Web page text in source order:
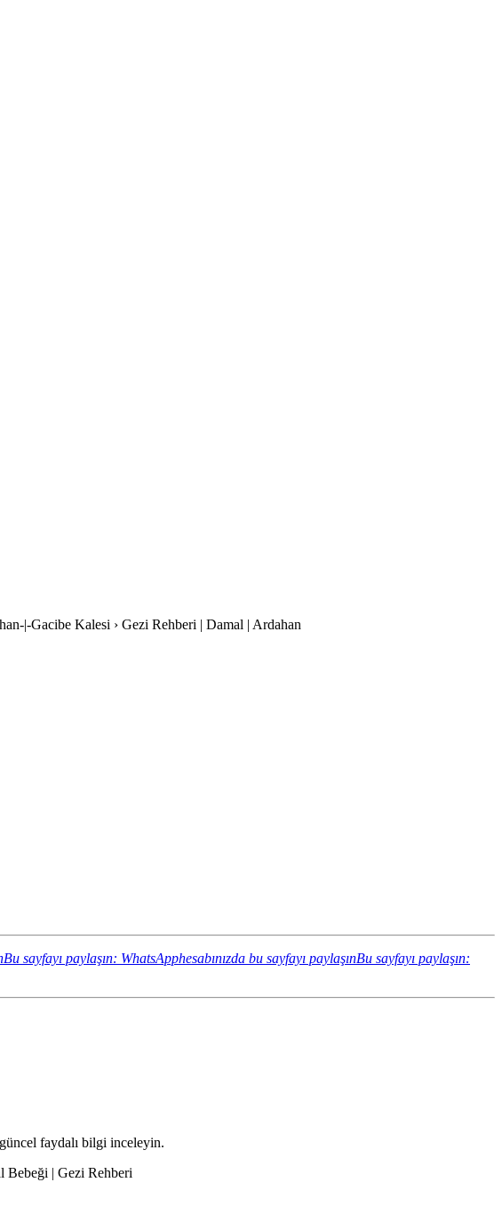
|-Gacibe Kalesi › Gezi Rehberi | Damal | Ardahan
Bu sayfayı paylaşın: WhatsApphesabınızda bu sayfayı paylaşınBu sayfayı paylaşın:
faydalı bilgi inceleyin.
Bebeği | Gezi Rehberi